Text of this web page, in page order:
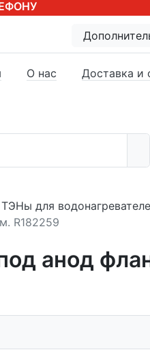
О нас Доставка и
ТЭНы для
R182259
анод